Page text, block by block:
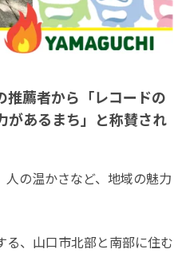
推薦者から「レコードの
があるまち」と称賛され
の温かさなど、地域の魅力
る、山口市北部と南部に住む